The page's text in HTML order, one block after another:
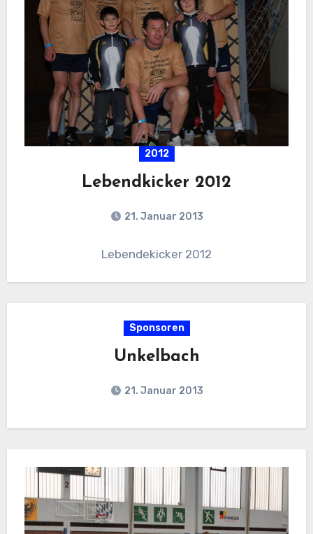
2012
Lebendkicker 2012
21. Januar 2013
Lebendekicker 2012
Sponsoren
Unkelbach
21. Januar 2013